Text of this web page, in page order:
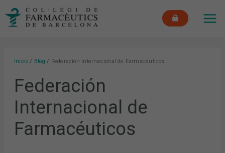
Inicio Blog Federación Internacional de Farmacéuticos
Federación
Internacional de
Farmacéuticos